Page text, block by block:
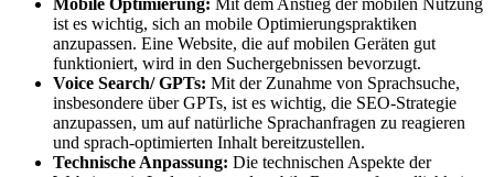
ist es wichtig, sich an mobile Optimierungspraktiken
anzupassen. Eine Website, die auf mobilen Geräten gut
funktioniert, wird in den Suchergebnissen bevorzugt.
Voice Search/ GPTs: Mit der Zunahme von Sprachsuche,
insbesondere über GPTs, ist es wichtig, die SEO-Strategie
anzupassen, um auf natürliche Sprachanfragen zu reagieren
und sprach-optimierten Inhalt bereitzustellen.
Technische Anpassung: Die technischen Aspekte der